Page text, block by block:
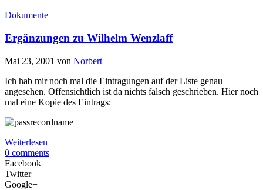
Dokumente
Ergänzungen zu Wilhelm Wenzlaff
Mai 23, 2001 von Norbert
Ich hab mir noch mal die Eintragungen auf der Liste genau
angesehen. Offensichtlich ist da nichts falsch geschrieben. Hier noch
mal eine Kopie des Eintrags:
Weiterlesen
0 comments
Facebook
Twitter
Google+